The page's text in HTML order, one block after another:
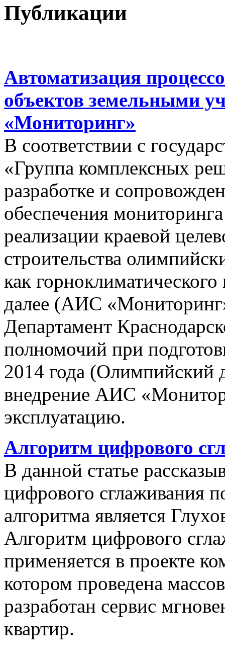
Публикации
Автоматизация
объектов земельными
«Мониторинг»
В соответствии с
«Группа комплексных
разработке и
обеспечения
реализации краевой
строительства
как
далее (АИС
Департамент
полномочий при
2014 года (Олимпийский
внедрение АИС
эксплуатацию.
Алгоритм цифрового
В данной статье
цифрового сглаживания
алгоритма является
Алгоритм цифрового
применяется в проекте
котором проведена
разработан сервис
квартир.